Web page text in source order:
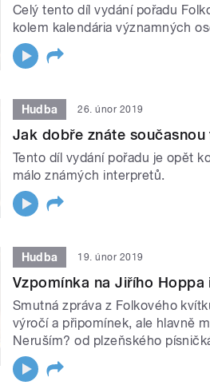
Celý tento díl vydání pořadu
kolem kalendária významných
Hudba 26. únor 2019
Jak dobře znáte
Tento díl vydání pořadu je opět
málo známých interpretů.
Hudba 19. únor 2019
Vzpomínka na Jiřího Hoppa
Smutná zpráva z Folkového
výročí a připomínek, ale hlavně
Neruším? od plzeňského